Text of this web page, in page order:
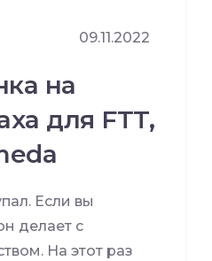
09.11.2022
на
для FTT,
Если вы
делает с
На этот раз